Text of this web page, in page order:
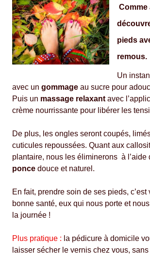
Comme
pieds
remous.
Un
avec un gommage au sucre pour
Puis un massage relaxant avec
crème nourrissante pour libérer les
De plus, les ongles seront coupés,
cuticules repoussées. Quant aux
plantaire, nous les éliminerons à l’aide
ponce douce et naturel.
En fait, prendre soin de ses pieds,
bonne santé, eux qui nous porte et
la journée !
Plus pratique : la pédicure à domicile
laisser sécher le vernis chez vous,